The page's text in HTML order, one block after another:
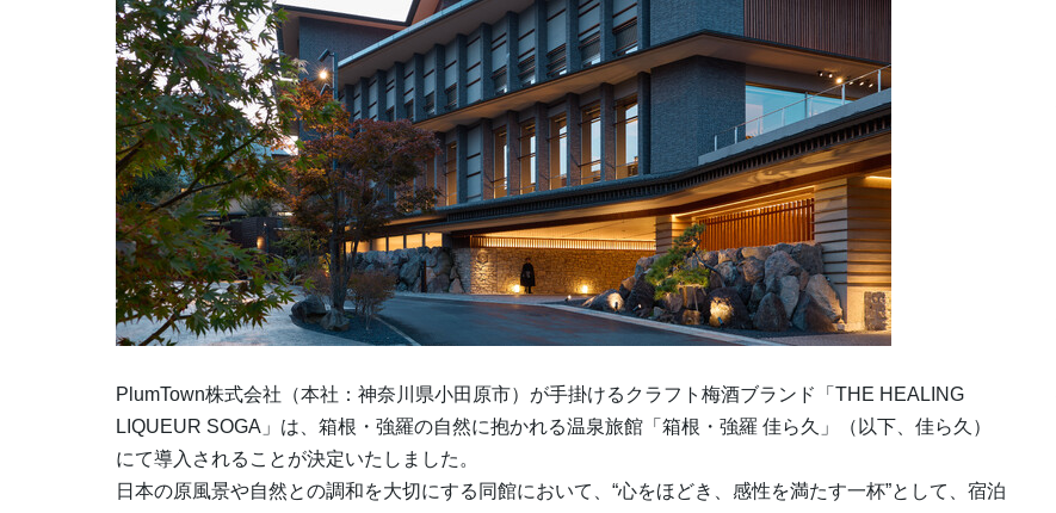
PlumTown株式会社（本社：神奈川県小田原市）が手掛けるクラフト梅酒ブランド「THE HEALING
LIQUEUR SOGA」は、箱根・強羅の自然に抱かれる温泉旅館「箱根・強羅 佳ら久」（以下、佳ら久）
にて導入されることが決定いたしました。
日本の原風景や自然との調和を大切にする同館において、“心をほどき、感性を満たす一杯”として、宿泊